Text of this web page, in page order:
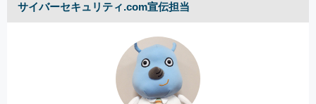
サイバーセキュリティ.com宣伝担当